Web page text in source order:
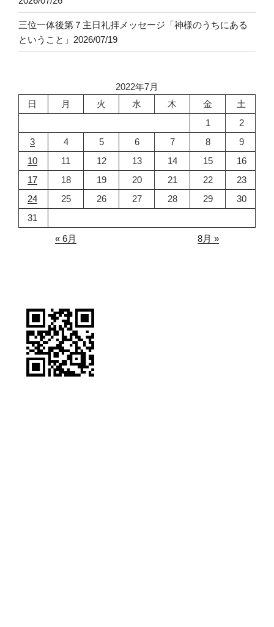
三位一体後第７主日礼拝メッセージ「神様のうちにある
ということ」2026/07/19
2022年7月
日
月 火 水 木 金
土
1
2
3
4 5 6 7 8
9
10
11 12 13 14 15
16
17
18 19 20 21 22
23
24
25 26 27 28 29
30
31
« 6月
8月 »